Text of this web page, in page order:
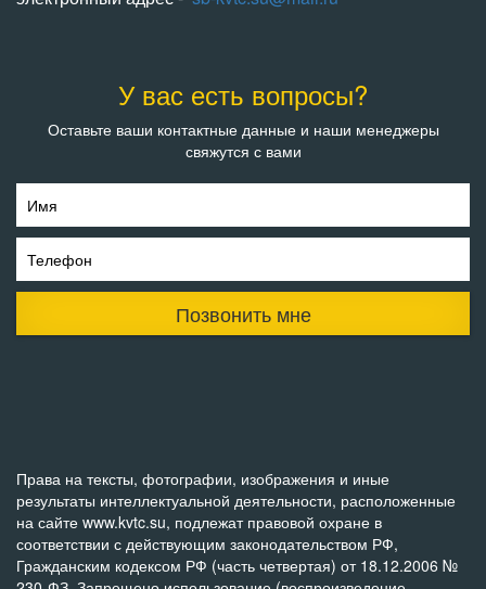
У вас есть вопросы?
Оставьте ваши контактные данные и наши менеджеры
свяжутся с вами
Имя
Телефон
Позвонить мне
Права на тексты, фотографии, изображения и иные
результаты интеллектуальной деятельности, расположенные
на сайте www.kvtc.su, подлежат правовой охране в
соответствии с действующим законодательством РФ,
Гражданским кодексом РФ (часть четвертая) от 18.12.2006 №